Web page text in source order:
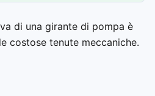
di una girante di pompa è
costose tenute meccaniche.